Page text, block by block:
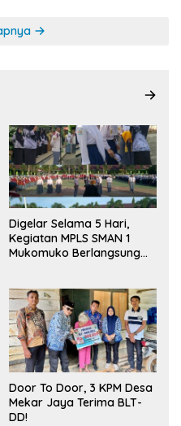
Digelar Selama 5 Hari,
Kegiatan MPLS SMAN 1
Mukomuko Berlangsung
Door To Door, 3 KPM Desa
Mekar Jaya Terima BLT-
DD!